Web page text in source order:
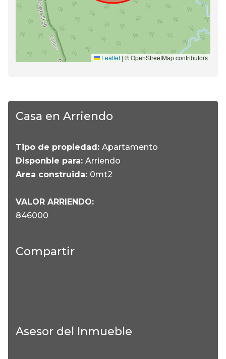
Leaflet | © OpenStreetMap contributors
Casa en Arriendo
Tipo de propiedad:Apartamento
Disponble para:Arriendo
Area construida: 0mt2
VALOR ARRIENDO:
846000
Compartir
Asesor del Inmueble